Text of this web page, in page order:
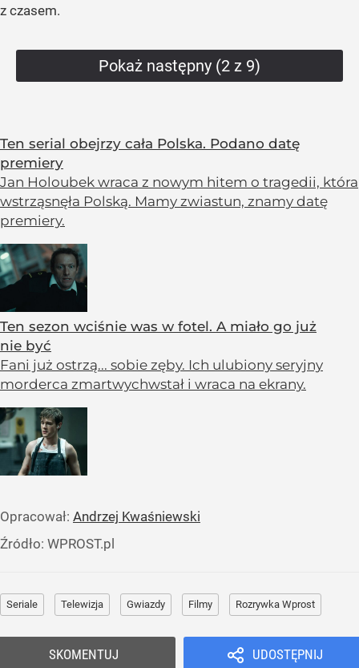
z czasem.
Pokaż następny (2 z 9)
Ten serial obejrzy cała Polska. Podano datę
premiery
Jan Holoubek wraca z nowym hitem o tragedii, która
wstrząsnęła Polską. Mamy zwiastun, znamy datę
premiery.
Ten sezon wciśnie was w fotel. A miało go już
nie być
Fani już ostrzą... sobie zęby. Ich ulubiony seryjny
morderca zmartwychwstał i wraca na ekrany.
Opracował: Andrzej Kwaśniewski
Źródło: WPROST.pl
Seriale Telewizja Gwiazdy Filmy Rozrywka Wprost
UDOSTĘPNIJ
SKOMENTUJ